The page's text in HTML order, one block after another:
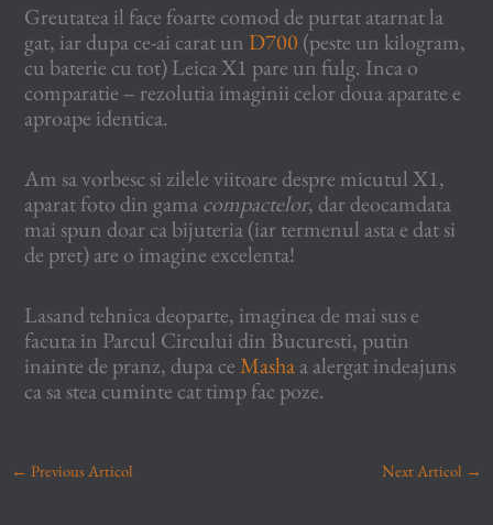
Greutatea il face foarte comod de purtat atarnat la
gat, iar dupa ce-ai carat un D700 (peste un kilogram,
cu baterie cu tot) Leica X1 pare un fulg. Inca o
comparatie – rezolutia imaginii celor doua aparate e
aproape identica.
Am sa vorbesc si zilele viitoare despre micutul X1,
aparat foto din gamacompactelor, dar deocamdata
mai spun doar ca bijuteria (iar termenul asta e dat si
de pret) are o imagine excelenta!
Lasand tehnica deoparte, imaginea de mai sus e
facuta in Parcul Circului din Bucuresti, putin
inainte de pranz, dupa ceMashaa alergat indeajuns
ca sa stea cuminte cat timp fac poze.
← Previous Articol Next Articol →